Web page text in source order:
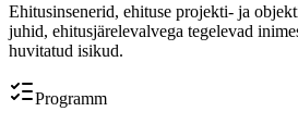
Ehitusinsenerid, ehituse projekti- ja
juhid, ehitusjärelevalvega tegelevad
huvitatud isikud.
Programm